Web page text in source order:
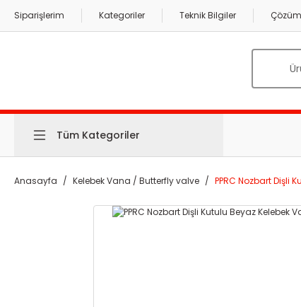
Siparişlerim Kategoriler Teknik Bilgiler
Tüm Kategoriler
Anasayfa Kelebek Vana / Butterfly valve PPRC Nozbart Dişli